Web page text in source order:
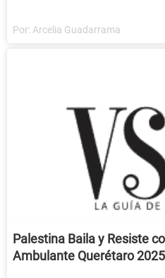
Por: Arcelia Guadarrama
Palestina Baila y Resiste
Ambulante Querétaro 2025